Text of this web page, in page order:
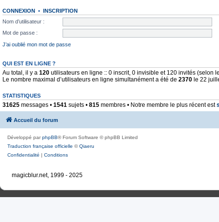
CONNEXION • INSCRIPTION
Nom d’utilisateur :
Mot de passe :
J’ai oublié mon mot de passe
QUI EST EN LIGNE ?
Au total, il y a 120 utilisateurs en ligne :: 0 inscrit, 0 invisible et 120 invités (selon
Le nombre maximal d’utilisateurs en ligne simultanément a été de 2370 le 22
STATISTIQUES
31625 messages • 1541 sujets • 815 membres • Notre membre le plus récent est
Accueil du forum
Développé parphpBB® Forum Software © phpBB Limited
Traduction française officielle ©Qiaeru
Confidentialité | Conditions
magicblur.net, 1999 - 2025